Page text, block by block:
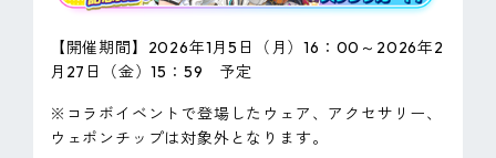
【開催期間】2026年1月5日（月）16：00～2026年2
月27日（金）15：59 予定
※コラボイベントで登場したウェア、アクセサリー、
ウェポンチップは対象外となります。